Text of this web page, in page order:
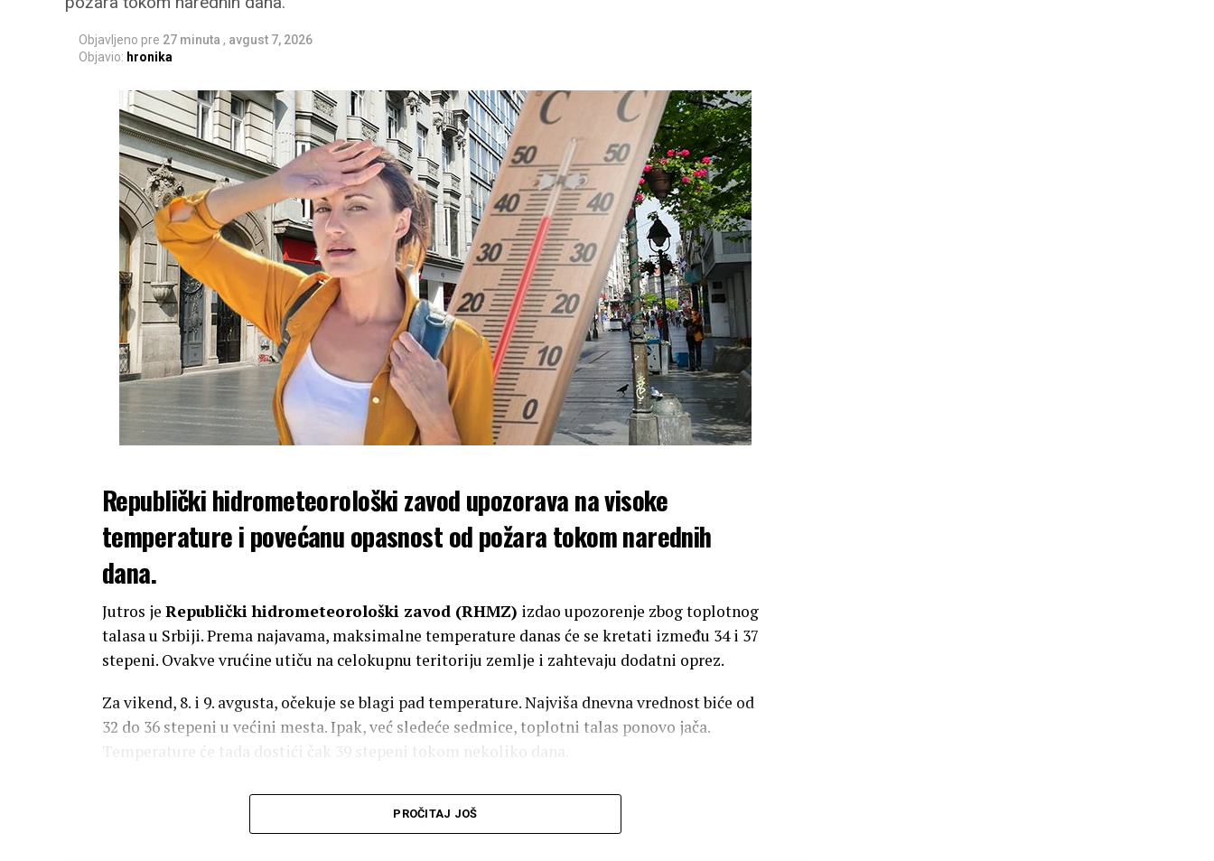
Objavljeno pre 27 minuta , avgust 7, 2026
Objavio: hronika
Republički hidrometeorološki zavod upozorava na visoke
temperature i povećanu opasnost od požara tokom narednih
dana.
Jutros je Republički hidrometeorološki zavod (RHMZ) izdao upozorenje zbog toplotnog
talasa u Srbiji. Prema najavama, maksimalne temperature danas će se kretati između 34 i 37
stepeni. Ovakve vrućine utiču na celokupnu teritoriju zemlje i zahtevaju dodatni oprez.
Za vikend, 8. i 9. avgusta, očekuje se blagi pad temperature. Najviša dnevna vrednost biće od
32 do 36 stepeni u većini mesta. Ipak, već sledeće sedmice, toplotni talas ponovo jača.
Temperature će tada dostići čak 39 stepeni tokom nekoliko dana.
Visoke temperature u Beogradu i pojava tropskih noći
Beograda, RHMZ prognozira današnju maksimalnu temperaturu oko 37
PROČITAJ JOŠ